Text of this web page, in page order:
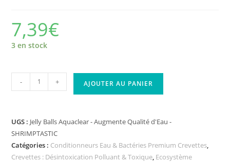
7,39€
3 en stock
- + AJOUTER AU PANIER
UGS : Jelly Balls Aquaclear - Augmente Qualité d'Eau -
SHRIMPTASTIC
Catégories : Conditionneurs Eau & Bactéries Premium Crevettes,
Crevettes : Désintoxication Polluant & Toxique, Ecosystème